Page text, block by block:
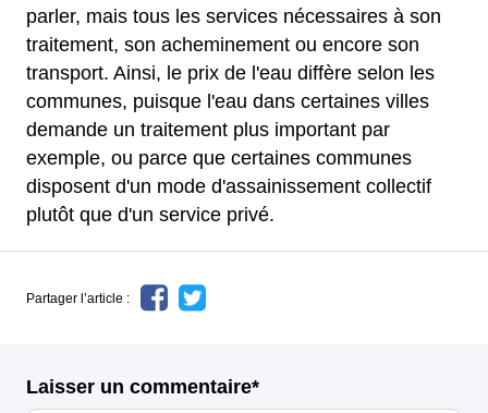
parler, mais tous les services nécessaires à son
traitement, son acheminement ou encore son
transport. Ainsi, le prix de l'eau diffère selon les
communes, puisque l'eau dans certaines villes
demande un traitement plus important par
exemple, ou parce que certaines communes
disposent d'un mode d'assainissement collectif
plutôt que d'un service privé.
Partager l’article :
Laisser un commentaire*